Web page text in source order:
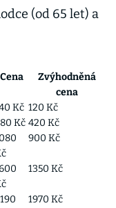
(od 65 let) a
Cena
Zvýhodněná
cena
Kč 120 Kč
Kč 420 Kč
900 Kč
1350 Kč
1970 Kč